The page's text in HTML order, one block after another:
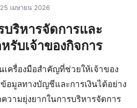
25 เมษายน 2026
บริหารจัดการและ
รับเจ้าของกิจการ
เครื่องมือสำคัญที่ช่วยให้เจ้าของ
อมูลทางบัญชีและการเงินได้อย่าง
วามยุ่งยากในการบริหารจัดการ